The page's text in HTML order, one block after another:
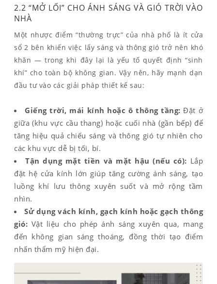
2.2 “MỞ LỐI” CHO ÁNH SÁNG VÀ GIÓ TRỜI VÀO
NHÀ
Một nhược điểm “thường trực” của nhà phố là ít cửa
sổ 2 bên khiến việc lấy sáng và thông gió trở nên khó
khăn — trong khi đây lại là yếu tố quyết định “sinh
khí” cho toàn bộ không gian. Vậy nên, hãy mạnh dạn
đầu tư vào các giải pháp thiết kế sau:
Giếng trời, mái kính hoặc ô thông tầng:Đặt ở
giữa (khu vực cầu thang) hoặc cuối nhà (gần bếp) để
tăng hiệu quả chiếu sáng và thông gió tự nhiên cho
các khu vực dễ bị tối, bí.
Tận dụng mặt tiền và mặt hậu (nếu có): Lắp
đặt hệ cửa kính lớn giúp tăng cường ánh sáng, tạo
luồng khí lưu thông xuyên suốt và mở rộng tầm
nhìn.
Sử dụng vách kính, gạch kính hoặc gạch thông
gió: Vật liệu cho phép ánh sáng xuyên qua, mang
đến không gian sáng thoáng, đồng thời tạo điểm
nhấn thẩm mỹ hiện đại.